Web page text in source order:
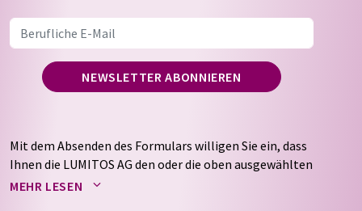
NEWSLETTER ABONNIEREN
Mit dem Absenden des Formulars willigen Sie ein, dass
Ihnen die LUMITOS AG den oder die oben ausgewählten
Newsletter per E-Mail zusendet. Ihre Daten werden
MEHR LESEN